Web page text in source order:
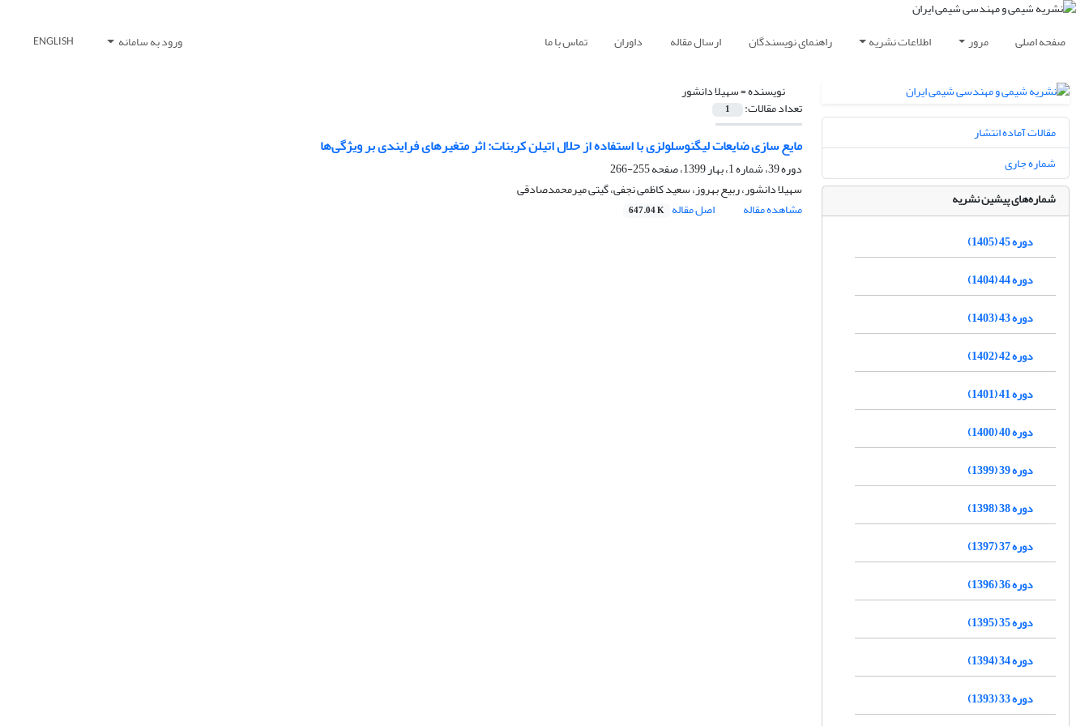
صفحه اصلی مرور اطلاعات نشریه راهنمای نویسندگان ارسال مقاله داوران تماس با ما ورود به سامانه ENGLISH
نویسنده =سهیلا دانشور
تعداد مقالات: 1
مایع سازی ضایعات لیگنوسلولزی با استفاده از حلال اتیلن کربنات: اثر متغیرهای فرایندی بر ویژگی‌ها
دوره 39، شماره 1، بهار 1399، صفحه
255-266
سهیلا دانشور، ربیع بهروز، سعید کاظمی نجفی، گیتی میرمحمدصادقی
مشاهده مقاله
اصل مقاله 647.04 K
مقالات آماده انتشار
شماره جاری
شماره‌های پیشین نشریه
دوره 45 (1405)
دوره 44 (1404)
دوره 43 (1403)
دوره 42 (1402)
دوره 41 (1401)
دوره 40 (1400)
دوره 39 (1399)
دوره 38 (1398)
دوره 37 (1397)
دوره 36 (1396)
دوره 35 (1395)
دوره 34 (1394)
دوره 33 (1393)